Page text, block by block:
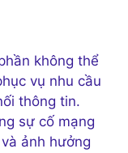
không thể
vụ nhu cầu
thông tin.
sự cố mạng
ảnh hưởng